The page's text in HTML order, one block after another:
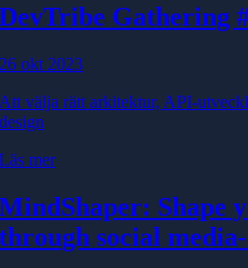
DevTribe Gathering
26 okt 2023
Att välja rätt arkitektur, API-
design
Läs mer
MindShaper: Shape
through social media